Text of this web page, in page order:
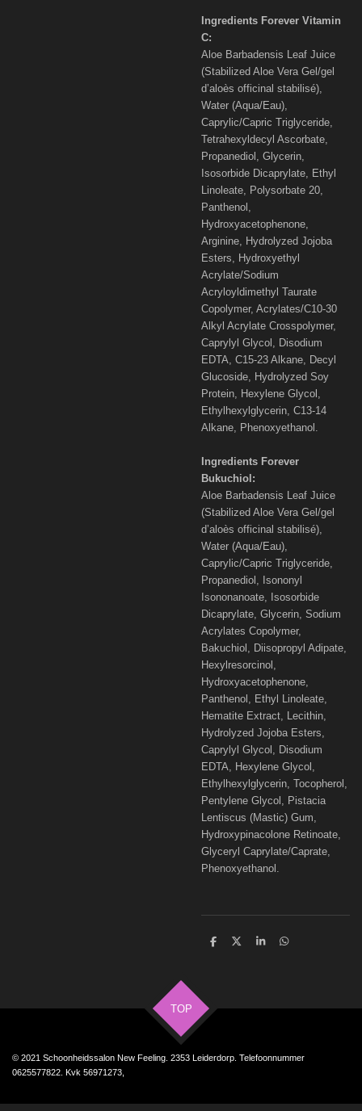
Ingredients Forever Vitamin
C:
Aloe Barbadensis Leaf Juice
(Stabilized Aloe Vera Gel/gel
d’aloès officinal stabilisé),
Water (Aqua/Eau),
Caprylic/Capric Triglyceride,
Tetrahexyldecyl Ascorbate,
Propanediol, Glycerin,
Isosorbide Dicaprylate, Ethyl
Linoleate, Polysorbate 20,
Panthenol,
Hydroxyacetophenone,
Arginine, Hydrolyzed Jojoba
Esters, Hydroxyethyl
Acrylate/Sodium
Acryloyldimethyl Taurate
Copolymer, Acrylates/C10-30
Alkyl Acrylate Crosspolymer,
Caprylyl Glycol, Disodium
EDTA, C15-23 Alkane, Decyl
Glucoside, Hydrolyzed Soy
Protein, Hexylene Glycol,
Ethylhexylglycerin, C13-14
Alkane, Phenoxyethanol.
Ingredients Forever
Bukuchiol:
Aloe Barbadensis Leaf Juice
(Stabilized Aloe Vera Gel/gel
d’aloès officinal stabilisé),
Water (Aqua/Eau),
Caprylic/Capric Triglyceride,
Propanediol, Isononyl
Isononanoate, Isosorbide
Dicaprylate, Glycerin, Sodium
Acrylates Copolymer,
Bakuchiol, Diisopropyl Adipate,
Hexylresorcinol,
Hydroxyacetophenone,
Panthenol, Ethyl Linoleate,
Hematite Extract, Lecithin,
Hydrolyzed Jojoba Esters,
Caprylyl Glycol, Disodium
EDTA, Hexylene Glycol,
Ethylhexylglycerin, Tocopherol,
Pentylene Glycol, Pistacia
Lentiscus (Mastic) Gum,
Hydroxypinacolone Retinoate,
Glyceryl Caprylate/Caprate,
Phenoxyethanol.
D
D
S
D
TOP
© 2021 Schoonheidssalon New Feeling. 2353 Leiderdorp. Telefoonnummer
0625577822. Kvk 56971273,